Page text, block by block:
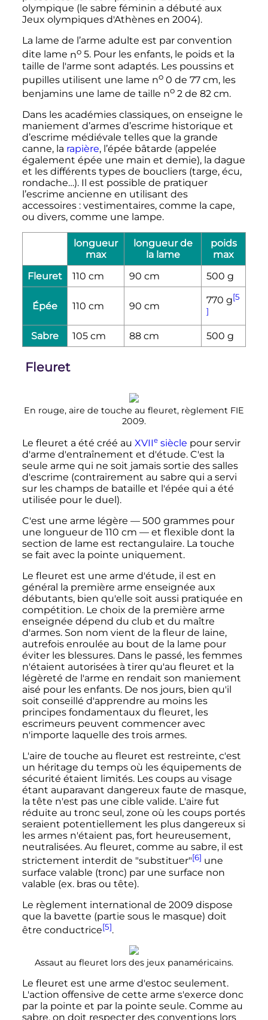
olympique (le sabre féminin a débuté aux
Jeux olympiques d'Athènes en 2004).
La lame de l’arme adulte est par convention
dite lame no5. Pour les enfants, le poids et la
taille de l'arme sont adaptés. Les poussins et
pupilles utilisent une lame no0 de 77 cm, les
benjamins une lame de taille no2 de 82 cm.
Dans les académies classiques, on enseigne le
maniement d’armes d’escrime historique et
d’escrime médiévale telles que la grande
canne, la rapière, l’épée bâtarde (appelée
également épée une main et demie), la dague
et les différents types de boucliers (targe, écu,
rondache…). Il est possible de pratiquer
l’escrime ancienne en utilisant des
accessoires : vestimentaires, comme la cape,
ou divers, comme une lampe.
longueur
max
longueur de
la lame
poids
max
Fleuret
110 cm 90 cm 500 g
Épée 110 cm 90 cm
770 g[5
]
Sabre 105 cm 88 cm 500 g
Fleuret
En rouge, aire de touche au fleuret, règlement FIE
2009.
Le fleuret a été créé au XVIIesiècle pour servir
d'arme d'entraînement et d'étude. C'est la
seule arme qui ne soit jamais sortie des salles
d'escrime (contrairement au sabre qui a servi
sur les champs de bataille et l'épée qui a été
utilisée pour le duel).
C'est une arme légère — 500 grammespour
une longueur de 110 cm — et flexible dont la
section de lame est rectangulaire. La touche
se fait avec la pointe uniquement.
Le fleuret est une arme d'étude, il est en
général la première arme enseignée aux
débutants, bien qu'elle soit aussi pratiquée en
compétition. Le choix de la première arme
enseignée dépend du club et du maître
d'armes. Son nom vient de la fleur de laine,
autrefois enroulée au bout de la lame pour
éviter les blessures. Dans le passé, les femmes
n'étaient autorisées à tirer qu'au fleuret et la
légèreté de l'arme en rendait son maniement
aisé pour les enfants. De nos jours, bien qu'il
soit conseillé d'apprendre au moins les
principes fondamentaux du fleuret, les
escrimeurs peuvent commencer avec
n'importe laquelle des trois armes.
L'aire de touche au fleuret est restreinte, c'est
un héritage du temps où les équipements de
sécurité étaient limités. Les coups au visage
étant auparavant dangereux faute de masque,
la tête n'est pas une cible valide. L'aire fut
réduite au tronc seul, zone où les coups portés
seraient potentiellement les plus dangereux si
les armes n'étaient pas, fort heureusement,
neutralisées. Au fleuret, comme au sabre, il est
strictement interdit de "substituer"[6] une
surface valable (tronc) par une surface non
valable (ex. bras ou tête).
Le règlement international de 2009 dispose
que la bavette (partie sous le masque) doit
être conductrice[5].
Assaut au fleuret lors des jeux panaméricains.
Le fleuret est une arme d'estoc seulement.
L'action offensive de cette arme s'exerce donc
par la pointe et par la pointe seule. Comme au
sabre, on doit respecter des conventions lors